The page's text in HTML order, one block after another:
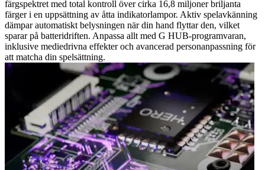
färgspektret med total kontroll över cirka 16,8 miljoner briljanta
färger i en uppsättning av åtta indikatorlampor. Aktiv spelavkänning
dämpar automatiskt belysningen när din hand flyttar den, vilket
sparar på batteridriften. Anpassa allt med G HUB-programvaran,
inklusive mediedrivna effekter och avancerad personanpassning för
att matcha din spelsättning.